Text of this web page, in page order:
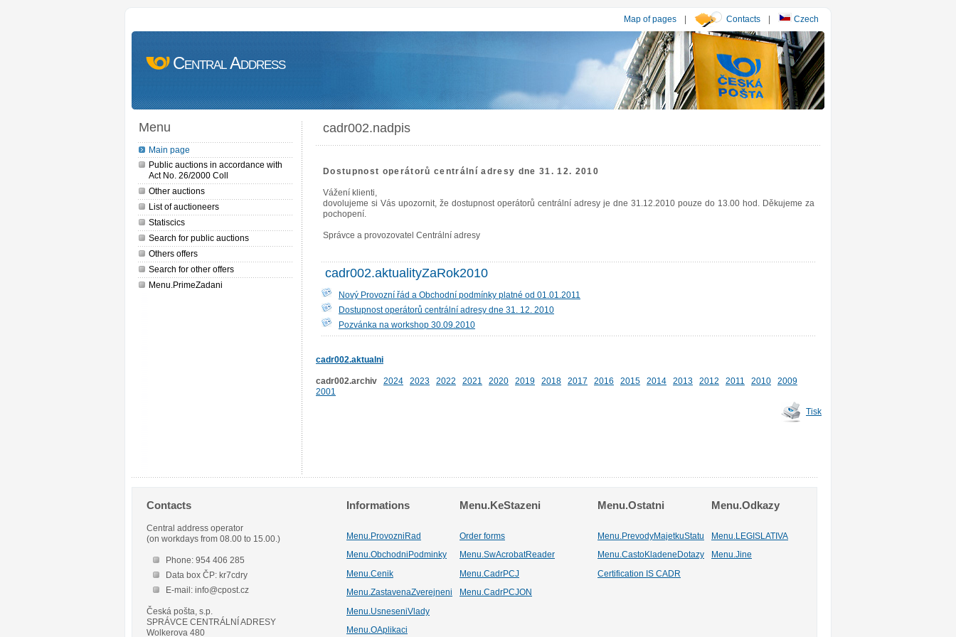
Map of pages | Contacts | Czech
Central Address
Menu
Main page
Public auctions in accordance with
Act No. 26/2000 Coll
Other auctions
List of auctioneers
Statiscics
Search for public auctions
Others offers
Search for other offers
Menu.PrimeZadani
cadr002.nadpis
Dostupnost operátorů centrální adresy dne 31. 12. 2010
Vážení klienti,
dovolujeme si Vás upozornit, že dostupnost operátorů centrální adresy je dne 31.12.2010 pouze do 13.00 hod. Děkujeme za
pochopení.
Správce a provozovatel Centrální adresy
cadr002.aktualityZaRok2010
Nový Provozní řád a Obchodní podmínky platné od 01.01.2011
Dostupnost operátorů centrální adresy dne 31. 12. 2010
Pozvánka na workshop 30.09.2010
cadr002.aktualni
cadr002.archiv 2024 2023 2022 2021 2020 2019 2018 2017 2016 2015 2014 2013 2012 2011 2010
2009
2001
Tisk
Contacts
Central address operator
(on workdays from 08.00 to 15.00.)
Phone: 954 406 285
Data box ČP: kr7cdry
E-mail: info@cpost.cz
Česká pošta, s.p.
SPRÁVCE CENTRÁLNÍ ADRESY
Wolkerova 480
Informations Menu.KeStazeni Menu.Ostatni Menu.Odkazy
Menu.ProvozniRad Order forms Menu.PrevodyMajetkuStatu
Menu.LEGISLATIVA
Menu.ObchodniPodminky
Menu.SwAcrobatReader Menu.CastoKladeneDotazy Menu.Jine
Menu.Cenik Menu.CadrPCJ
Certification IS CADR
Menu.ZastavenaZverejneni
Menu.CadrPCJON
Menu.UsneseniVlady
Menu.OAplikaci